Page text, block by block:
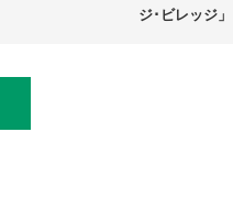
ジ･ビレッジ」